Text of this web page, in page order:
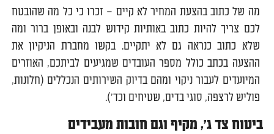
מה של כתוב בהצעת המחיר לא קיים – זכרו כי כל מה שהובטח
לכם צריך להיות כתוב באותיות קידוש לבנה ובאופן ברור ומה
שלא כתוב כנראה גם לא יתקיים. בקשו מחברת הניקיון את
ההצעה בכתב כולל מספר העובדים שמגיעים לביתכם, האוזרים
המיועדים לעבור ניקוי ומהם בדיוק השירותים הנכללים (חלונות,
פוליש לרצפה, סוגי בדים, שטיחים וכד').
ביטוח צד ג', מקיף וגם חובות מעבידים